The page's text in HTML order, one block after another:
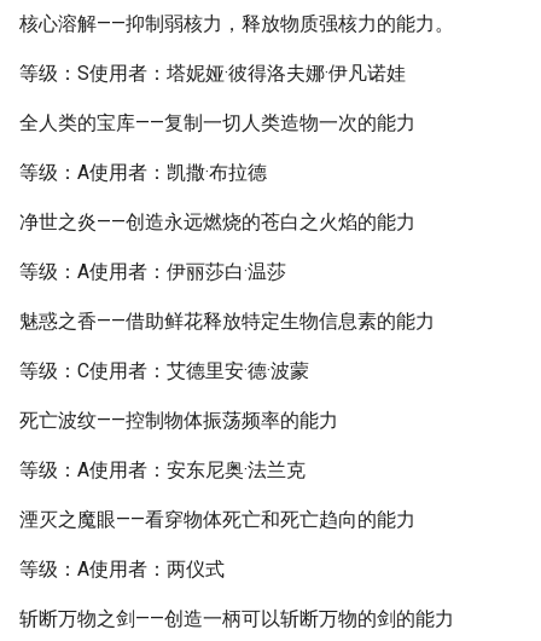
核心溶解——抑制弱核力，释放物质强核力的能力。
等级：S使用者：塔妮娅·彼得洛夫娜·伊凡诺娃
全人类的宝库——复制一切人类造物一次的能力
等级：A使用者：凯撒·布拉德
净世之炎——创造永远燃烧的苍白之火焰的能力
等级：A使用者：伊丽莎白·温莎
魅惑之香——借助鲜花释放特定生物信息素的能力
等级：C使用者：艾德里安·德·波蒙
死亡波纹——控制物体振荡频率的能力
等级：A使用者：安东尼奥·法兰克
湮灭之魔眼——看穿物体死亡和死亡趋向的能力
等级：A使用者：两仪式
斩断万物之剑——创造一柄可以斩断万物的剑的能力